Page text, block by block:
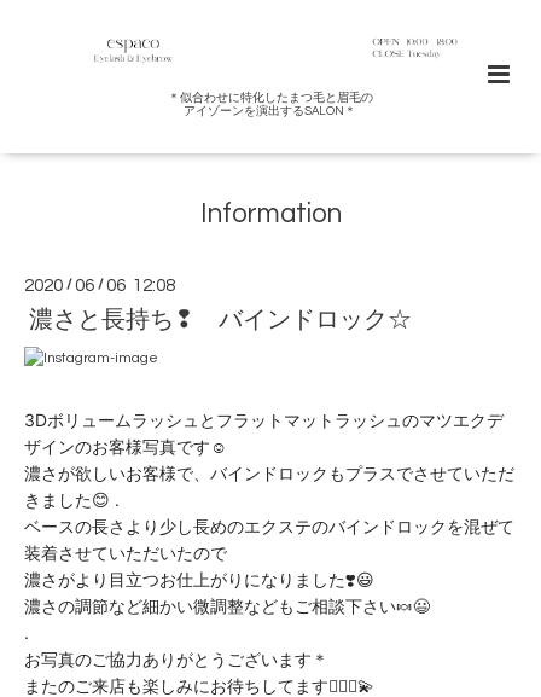
＊似合わせに特化したまつ毛と眉毛の
アイゾーンを演出するSALON＊
Information
2020 /06 /06 12:08
濃さと長持ち❢ バインドロック☆
3Dボリュームラッシュとフラットマットラッシュのマツエクデ
ザインのお客様写真です☺︎
濃さが欲しいお客様で、バインドロックもプラスでさせていただ
きました😊 .
ベースの長さより少し長めのエクステのバインドロックを混ぜて
装着させていただいたので
濃さがより目立つお仕上がりになりました❣️😃
濃さの調節など細かい微調整などもご相談下さい🍬😃
.
お写真のご協力ありがとうございます＊
またのご来店も楽しみにお待ちしてます🧏🏼‍♀️💫